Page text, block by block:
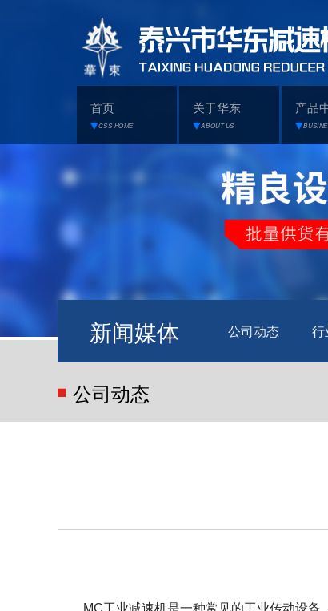
首页
CSS HOME
关于华东
ABOUT US
产品
新闻媒体 公司动态
公司动态
MC工业减速机是一种常见的工业传动设备